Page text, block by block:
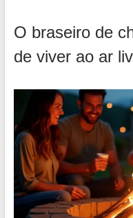
O braseiro de
de viver ao ar